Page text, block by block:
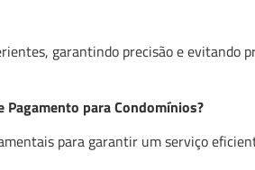
garantindo precisão e evitando
Pagamento para Condomínios?
para garantir um serviço